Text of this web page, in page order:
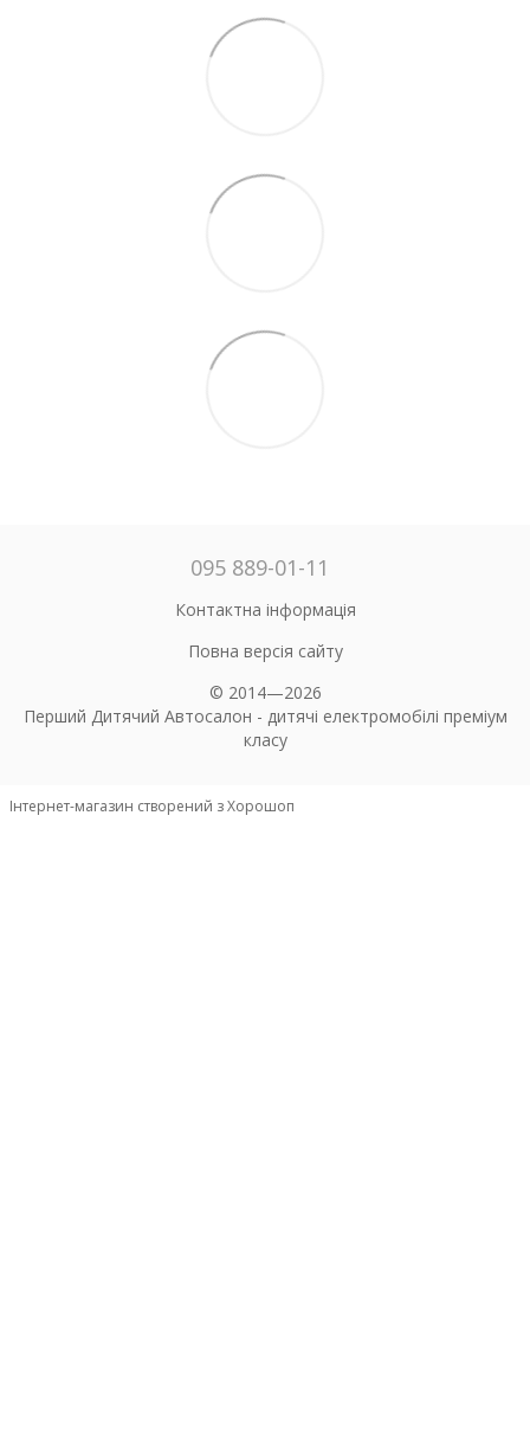
095 889-01-11
Контактна інформація
Повна версія сайту
© 2014—2026
Перший Дитячий Автосалон - дитячі електромобілі преміум
класу
Інтернет-магазин створений з Хорошоп